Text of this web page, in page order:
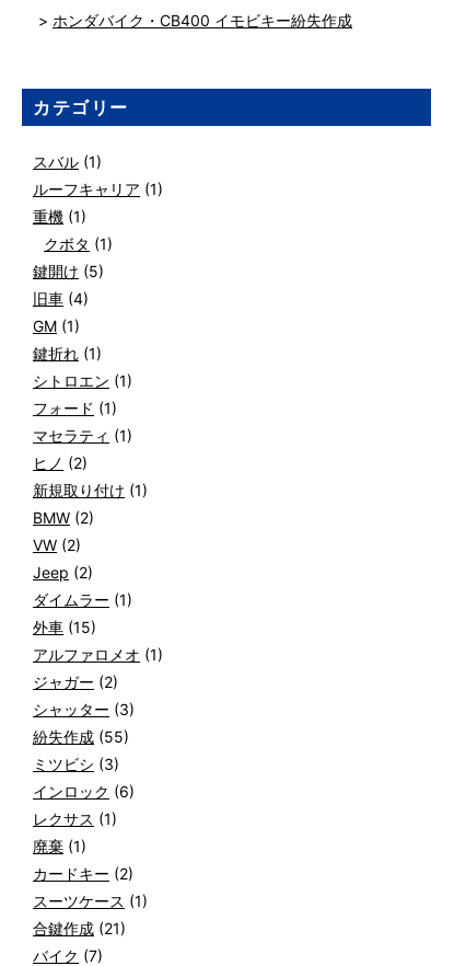
ホンダバイク・CB400 イモビキー紛失作成
カテゴリー
スバル (1)
ルーフキャリア (1)
重機 (1)
クボタ (1)
鍵開け (5)
旧車 (4)
GM (1)
鍵折れ (1)
シトロエン (1)
フォード (1)
マセラティ (1)
ヒノ (2)
新規取り付け (1)
BMW (2)
VW (2)
Jeep (2)
ダイムラー (1)
外車 (15)
アルファロメオ (1)
ジャガー (2)
シャッター (3)
紛失作成 (55)
ミツビシ (3)
インロック (6)
レクサス (1)
廃棄 (1)
カードキー (2)
スーツケース (1)
合鍵作成 (21)
バイク (7)